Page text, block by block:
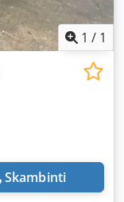
1 / 1
Skambinti